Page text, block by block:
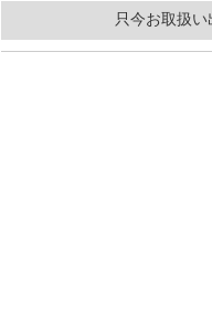
只今お取扱い